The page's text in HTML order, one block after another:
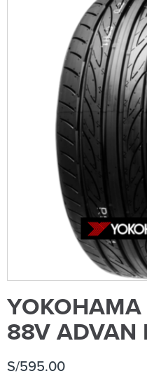
88V ADVAN
S/595.00